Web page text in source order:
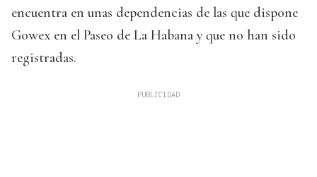
encuentra en unas dependencias de las que dispone
Gowex en el Paseo de La Habana y que no han sido
registradas.